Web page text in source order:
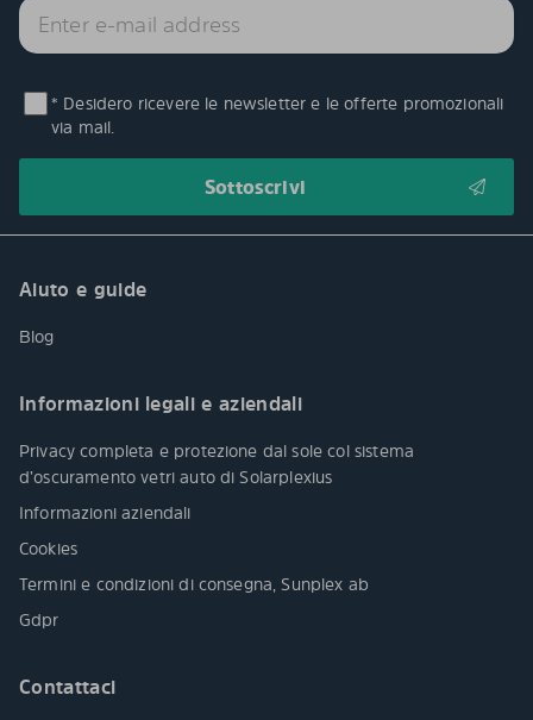
* Desidero ricevere le newsletter e le offerte promozionali
via mail.
Aiuto e guide
Blog
Informazioni legali e aziendali
Privacy completa e protezione dal sole col sistema
d’oscuramento vetri auto di Solarplexius
Informazioni aziendali
Cookies
Termini e condizioni di consegna, Sunplex ab
Gdpr
Contattaci